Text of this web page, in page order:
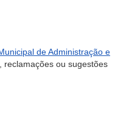
de Administração e
reclamações ou sugestões